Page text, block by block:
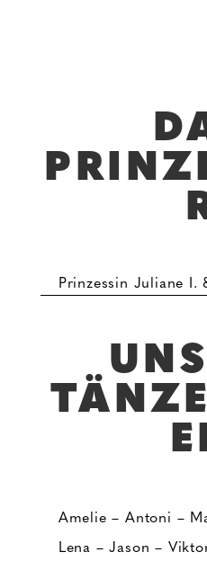
Prinzessin Juliane I.
Amelie – Antoni –
Lena – Jason –